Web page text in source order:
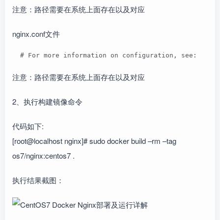
注意：路径需要在系统上面存在以及对应
nginx.conf文件
# For more information on configuration, see:   #
注意：路径需要在系统上面存在以及对应
2、执行构建镜像命令
代码如下:
[root@localhost nginx]# sudo docker build –rm –tag
os7/nginx:centos7 .
执行结果截图：